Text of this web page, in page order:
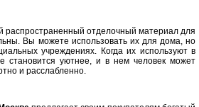
распространенный отделочный материал для
Вы можете использовать их для дома, но
учреждениях. Когда их используют в
становится уютнее, и в нем человек может
и расслабленно.